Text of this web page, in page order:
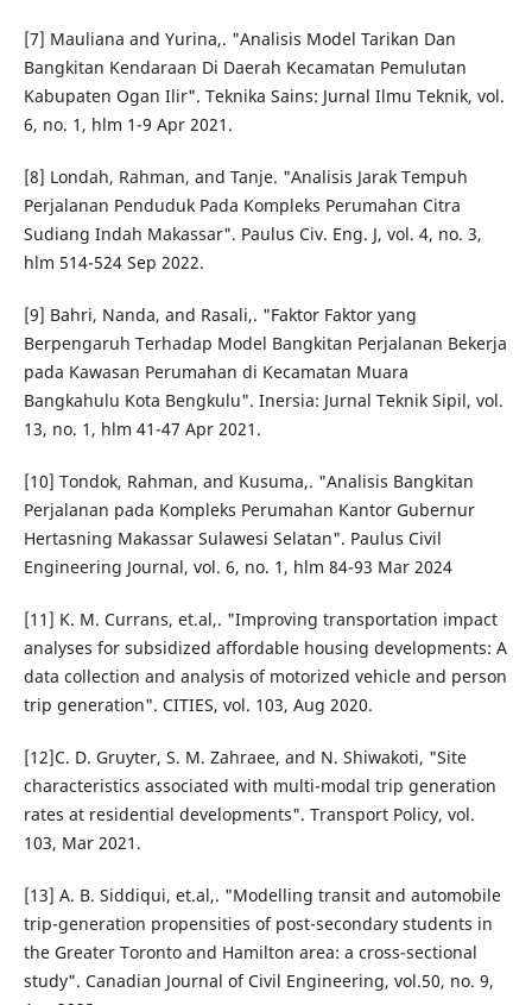
[7] Mauliana and Yurina,. "Analisis Model Tarikan Dan
Bangkitan Kendaraan Di Daerah Kecamatan Pemulutan
Kabupaten Ogan Ilir". Teknika Sains: Jurnal Ilmu Teknik, vol.
6, no. 1, hlm 1-9 Apr 2021.
[8] Londah, Rahman, and Tanje. "Analisis Jarak Tempuh
Perjalanan Penduduk Pada Kompleks Perumahan Citra
Sudiang Indah Makassar". Paulus Civ. Eng. J, vol. 4, no. 3,
hlm 514-524 Sep 2022.
[9] Bahri, Nanda, and Rasali,. "Faktor Faktor yang
Berpengaruh Terhadap Model Bangkitan Perjalanan Bekerja
pada Kawasan Perumahan di Kecamatan Muara
Bangkahulu Kota Bengkulu". Inersia: Jurnal Teknik Sipil, vol.
13, no. 1, hlm 41-47 Apr 2021.
[10] Tondok, Rahman, and Kusuma,. "Analisis Bangkitan
Perjalanan pada Kompleks Perumahan Kantor Gubernur
Hertasning Makassar Sulawesi Selatan". Paulus Civil
Engineering Journal, vol. 6, no. 1, hlm 84-93 Mar 2024
[11] K. M. Currans, et.al,. "Improving transportation impact
analyses for subsidized affordable housing developments: A
data collection and analysis of motorized vehicle and person
trip generation". CITIES, vol. 103, Aug 2020.
[12]C. D. Gruyter, S. M. Zahraee, and N. Shiwakoti, "Site
characteristics associated with multi-modal trip generation
rates at residential developments". Transport Policy, vol.
103, Mar 2021.
[13] A. B. Siddiqui, et.al,. "Modelling transit and automobile
trip-generation propensities of post-secondary students in
the Greater Toronto and Hamilton area: a cross-sectional
study". Canadian Journal of Civil Engineering, vol.50, no. 9,